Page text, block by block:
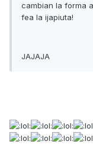
cambian la forma
fea la ijapiuta!
JAJAJA